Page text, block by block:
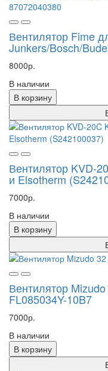
Вентилятор Fime
Junkers/Bosch/
8000р.
В наличии
В корзину
Вентилятор KVD-
и Elsotherm
7000р.
В наличии
В корзину
Вентилятор
FL085034Y-10B7
7000р.
В наличии
В корзину